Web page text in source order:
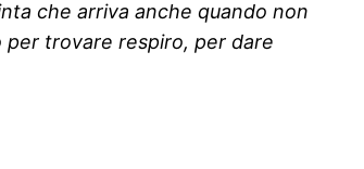
che arriva anche quando non
trovare respiro, per dare